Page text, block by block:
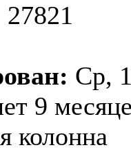
27821
Ср,
9
колонна